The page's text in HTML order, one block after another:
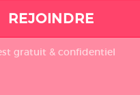
REJOINDRE
gratuit & confidentiel